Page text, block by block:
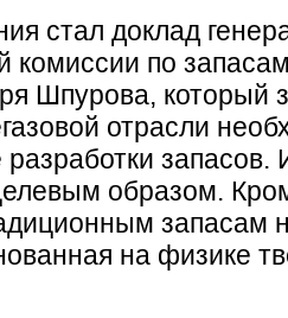
стал доклад
комиссии по
Шпурова, который
отрасли
разработки
образом.
запасам
на физике